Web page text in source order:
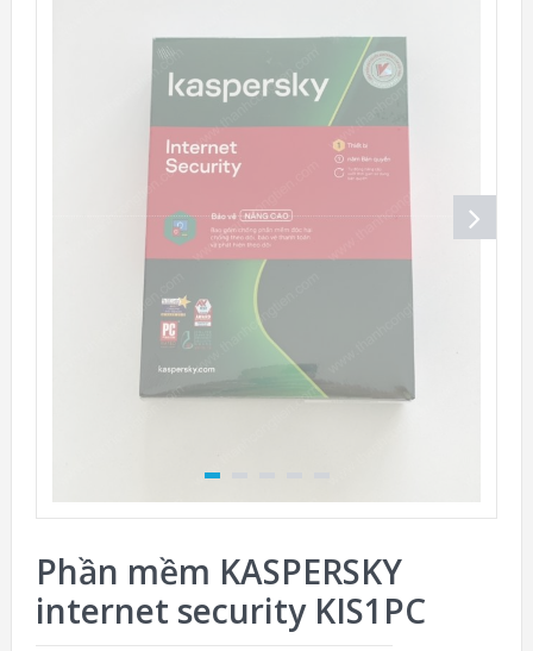
Phần mềm KASPERSKY
internet security KIS1PC